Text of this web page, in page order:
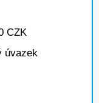
CZK
úvazek